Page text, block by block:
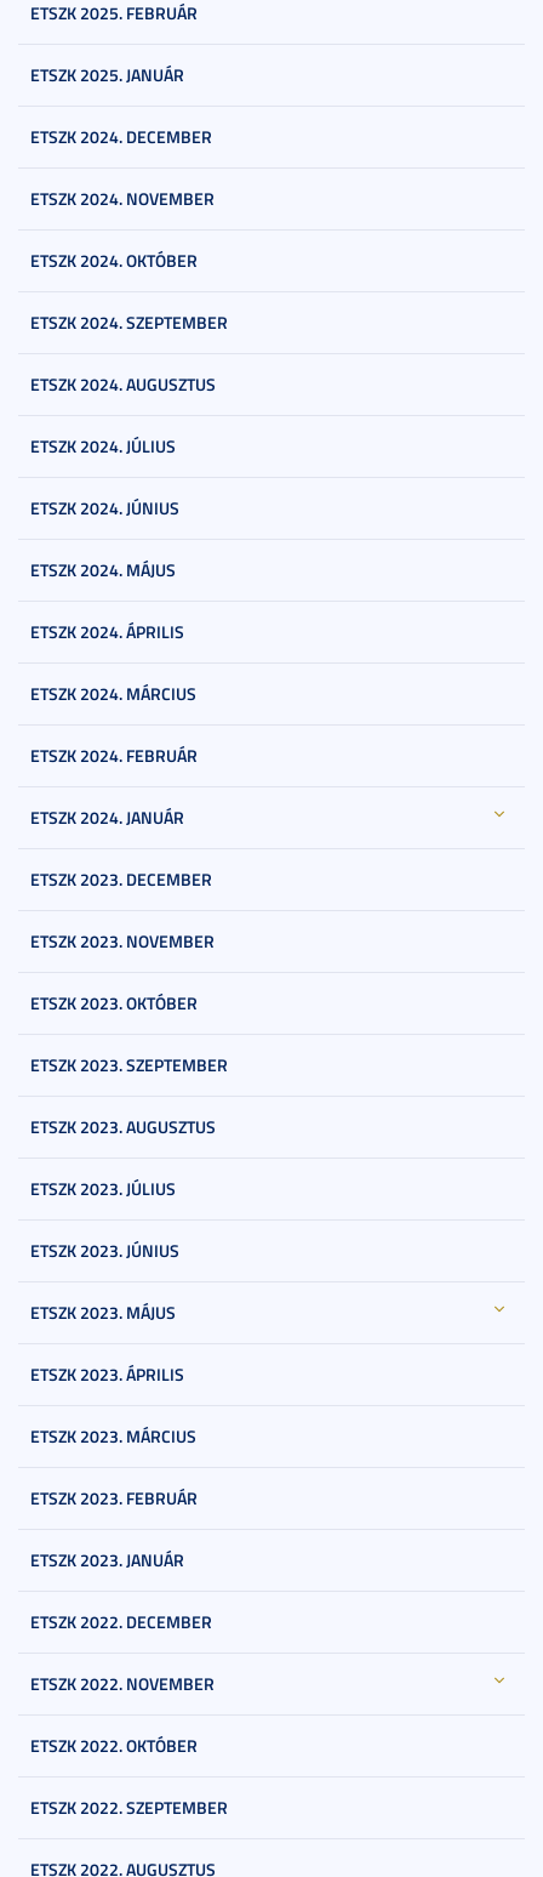
ETSZK 2025. FEBRUÁR
ETSZK 2025. JANUÁR
ETSZK 2024. DECEMBER
ETSZK 2024. NOVEMBER
ETSZK 2024. OKTÓBER
ETSZK 2024. SZEPTEMBER
ETSZK 2024. AUGUSZTUS
ETSZK 2024. JÚLIUS
ETSZK 2024. JÚNIUS
ETSZK 2024. MÁJUS
ETSZK 2024. ÁPRILIS
ETSZK 2024. MÁRCIUS
ETSZK 2024. FEBRUÁR
ETSZK 2024. JANUÁR
ETSZK 2023. DECEMBER
ETSZK 2023. NOVEMBER
ETSZK 2023. OKTÓBER
ETSZK 2023. SZEPTEMBER
ETSZK 2023. AUGUSZTUS
ETSZK 2023. JÚLIUS
ETSZK 2023. JÚNIUS
ETSZK 2023. MÁJUS
ETSZK 2023. ÁPRILIS
ETSZK 2023. MÁRCIUS
ETSZK 2023. FEBRUÁR
ETSZK 2023. JANUÁR
ETSZK 2022. DECEMBER
ETSZK 2022. NOVEMBER
ETSZK 2022. OKTÓBER
ETSZK 2022. SZEPTEMBER
ETSZK 2022. AUGUSZTUS